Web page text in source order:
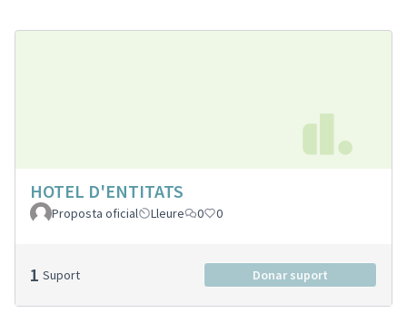
HOTEL D'ENTITATS
Proposta oficial Lleure 0 0
1 Suport Donar suport